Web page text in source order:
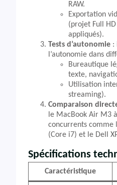
RAW.
Exportation
(projet Full
appliqués).
Tests d’autonomie :
l’autonomie dans
Bureautique
texte,
Utilisation
streaming).
Comparaison
le MacBook Air M3
concurrents comme
(Core i7) et le Dell
Spécifications
Caractéristique